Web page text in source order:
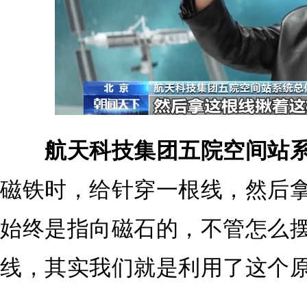
航天科技集团五院空间站
磁铁时，给针穿一根线，然后
始终是指向磁石的，不管怎么
线，其实我们就是利用了这个